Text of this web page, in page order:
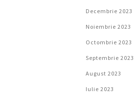
Decembrie 2023
Noiembrie 2023
Octombrie 2023
Septembrie 2023
August 2023
Iulie 2023